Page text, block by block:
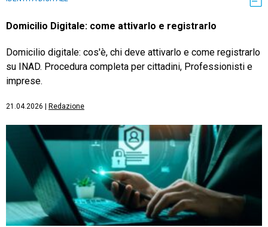
Domicilio Digitale: come attivarlo e registrarlo
Domicilio digitale: cos'è, chi deve attivarlo e come registrarlo
su INAD. Procedura completa per cittadini, Professionisti e
imprese.
21.04.2026 Redazione